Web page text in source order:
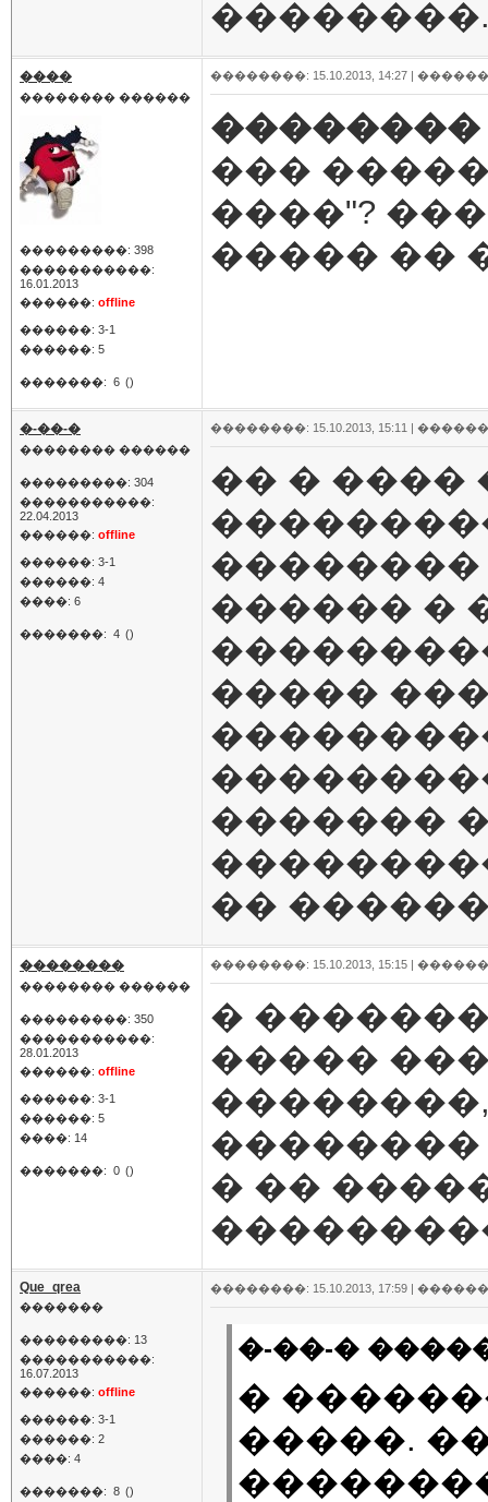
����
�������� ������
���������: 398
�����������:
16.01.2013
������: offline
������: 3-1
������: 5
�������: 6 ()
��������: 15.10.2013, 14:27 |
��������
���
����"?
����� ��
�-��-�
�������� ������
���������: 304
�����������:
22.04.2013
������: offline
������: 3-1
������: 4
����: 6
�������: 4 ()
��������: 15.10.2013, 15:11 |
�� � ����
��������
������ �
�����
�������
��
��������
�������� ������
���������: 350
�����������:
28.01.2013
������: offline
������: 3-1
������: 5
����: 14
�������: 0 ()
��������: 15.10.2013, 15:15 |
�
�����
� ��
Que_qrea
�������
���������: 13
�����������:
16.07.2013
������: offline
������: 3-1
������: 2
����: 4
�������: 8 ()
��������: 15.10.2013, 17:59 |
�-��-�
�
�����.